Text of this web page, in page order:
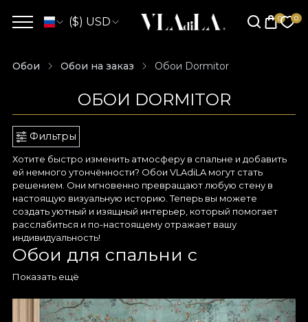
($) USD
Обои Обои на заказ Обои Dormitor
ОБОИ DORMITOR
Фильтры
Хотите быстро изменить атмосферу в спальне и добавить
ей немного утончённости? Обои VLAdiLA могут стать
решением. Они мгновенно превращают любую стену в
настоящую визуальную историю. Теперь вы можете
создать уютный и изящный интерьер, который помогает
расслабиться и по-настоящему отражает вашу
индивидуальность!
Обои для спальни с
персональным дизайном
Если вас привлекает идея спальни, рассказывающей
уникальную историю через цвета и детали, стоит
Показать ещё